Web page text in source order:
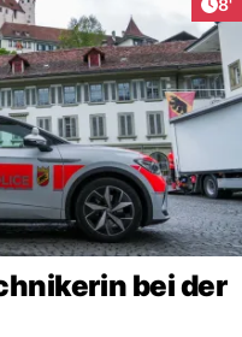
8'
bei der